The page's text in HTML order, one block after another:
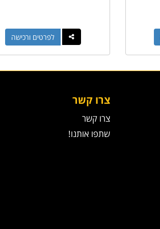
לפרטים ורכישה
צרו קשר
צרו קשר
שתפו אותנו!